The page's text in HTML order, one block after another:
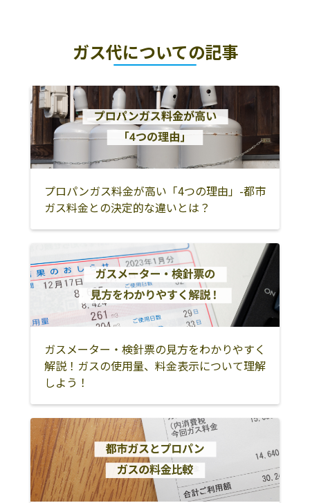
ガス代についての記事
プロパンガス料金が高い「4つの理由」-都市
ガス料金との決定的な違いとは？
ガスメーター・検針票の見方をわかりやすく
解説！ガスの使用量、料金表示について理解
しよう！